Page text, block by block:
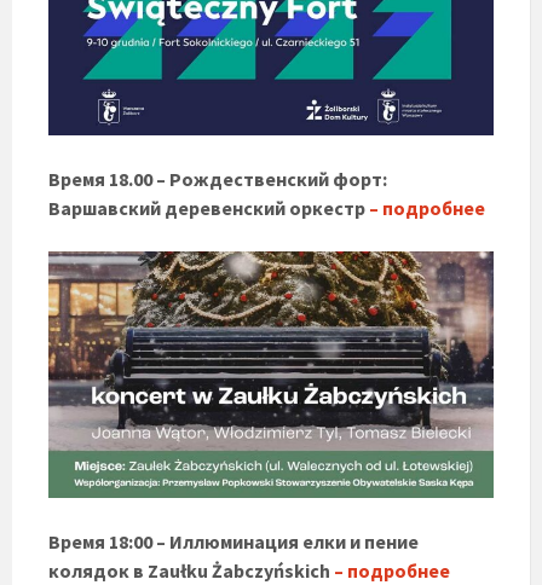
Время 18.00 – Рождественский форт:
Варшавский деревенский оркестр – подробнее
Время 18:00 – Иллюминация елки и пение
колядок в Zaułku Żabczyńskich – подробнее